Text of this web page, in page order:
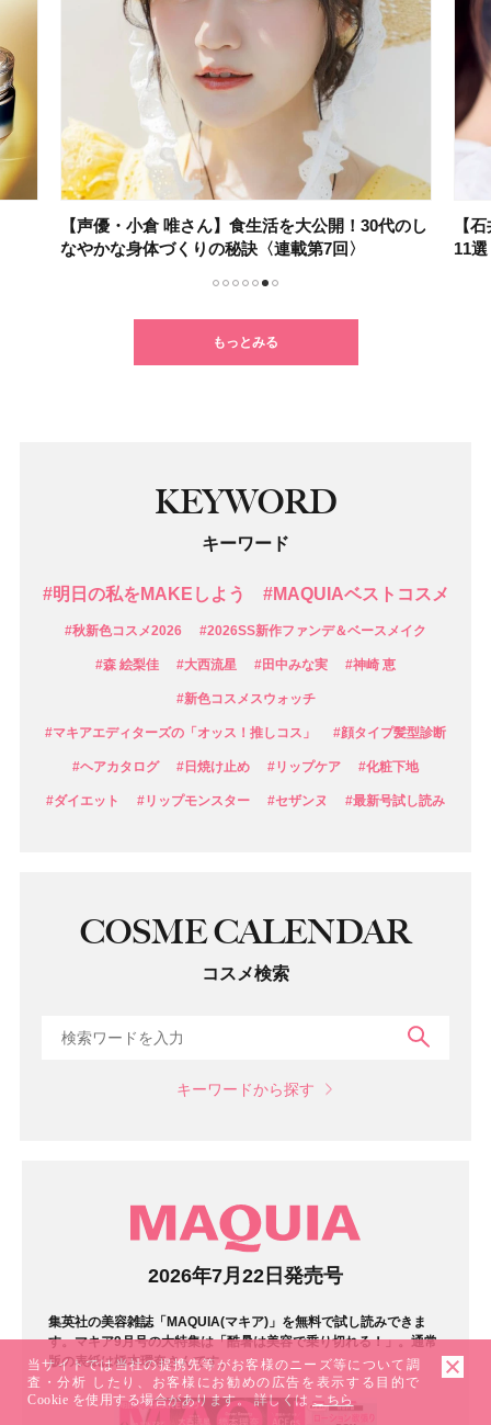
【声優・小倉 唯さん】食生活を大公開！30代のし
なやかな身体づくりの秘訣〈連載第7回〉
【
11
もっとみる
KEYWORD
キーワード
#明日の私をMAKEしよう #MAQUIAベストコスメ
#秋新色コスメ2026 #2026SS新作ファンデ＆ベースメイク
#森 絵梨佳 #大西流星 #田中みな実 #神崎 恵
#新色コスメスウォッチ
#マキアエディターズの「オッス！推しコス」 #顔タイプ髪型診断
#ヘアカタログ #日焼け止め #リップケア #化粧下地
#ダイエット #リップモンスター #セザンヌ #最新号試し読み
COSME CALENDAR
コスメ検索
キーワードから探す
2026年7月22日発売号
集英社の美容雑誌「MAQUIA(マキア)」を無料で試し読みできま
す。マキア9月号の大特集は「酷暑は美容で乗り切れる！」。通常
版の表紙は橋本環奈さんです。
当サイトでは当社の提携先等がお客様のニーズ等について調
査・分析 したり、お客様にお勧めの広告を表示する目的で
Cookie を使用する場合があります。 詳しくは こちら